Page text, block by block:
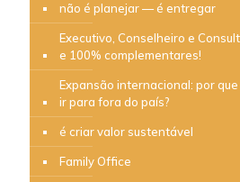
não é planejar — é entregar
Executivo, Conselheiro e
e 100% complementares!
Expansão internacional: por
ir para fora do país?
é criar valor sustentável
Family Office